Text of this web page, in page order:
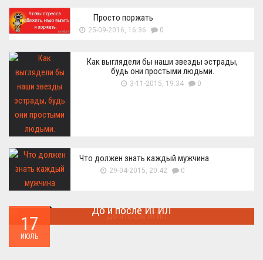
Просто поржать
25-09-2016, 16:36 0
Как выглядели бы наши звезды эстрады,
будь они простыми людьми.
3-11-2015, 19:34 0
Что должен знать каждый мужчина
29-04-2015, 20:42 0
17
ИЮЛЬ
До и после ИГИЛ